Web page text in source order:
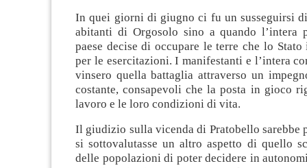
In quei giorni di giugno ci fu un susseguirsi
abitanti di Orgosolo sino a quando l’intera
paese decise di occupare le terre che lo Stato
per le esercitazioni. I manifestanti e l’intera
vinsero quella battaglia attraverso un
costante, consapevoli che la posta in gioco
lavoro e le loro condizioni di vita.
Il giudizio sulla vicenda di Pratobello sarebbe
si sottovalutasse un altro aspetto di quello
delle popolazioni di poter decidere in